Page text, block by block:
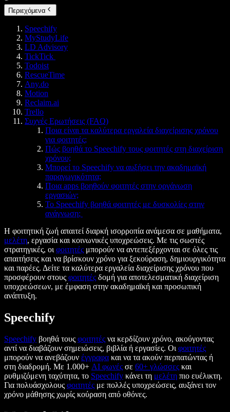
Περιεχόμενα
Speechify
MyStudyLife
LD Advisory
TickTick
Todoist
RescueTime
Any.do
Motion
Reclaim.ai
Trello
Συχνές Ερωτήσεις (FAQ)
Ποια είναι τα καλύτερα εργαλεία διαχείρισης χρόνου
για φοιτητές;
Πώς βοηθά το Speechify τους φοιτητές στη διαχείριση
χρόνου;
Μπορεί το Speechify να αυξήσει την ακαδημαϊκή
παραγωγικότητα;
Ποια apps βοηθούν φοιτητές στην οργάνωση
εργασιών;
Το Speechify βοηθά φοιτητές με δυσκολίες στην
ανάγνωση;
Η φοιτητική ζωή απαιτεί διαρκή ισορροπία ανάμεσα σε μαθήματα,
μελέτη, εργασία και κοινωνικές υποχρεώσεις. Με τις σωστές
στρατηγικές, οι φοιτητές μπορούν να αντεπεξέρχονται σε όλες τις
απαιτήσεις και να βρίσκουν χρόνο για ξεκούραση, δημιουργικότητα
και παρέες. Δείτε τα καλύτερα εργαλεία διαχείρισης χρόνου που
προσφέρουν στους φοιτητές δομή για αποτελεσματική διαχείριση
υποχρεώσεων, με έμφαση στην ακαδημαϊκή και προσωπική
ανάπτυξη.
Speechify
Speechify βοηθά τους φοιτητές να κερδίζουν χρόνο, ακούγοντας
αντί να διαβάζουν σημειώσεις, βιβλία ή εργασίες. Οιφοιτητές
μπορούν να ανεβάζουν έγγραφα και να τα ακούν περπατώντας ή
στη διαδρομή. Με 1.000+ AI φωνές σε 60+ γλώσσες και
ρυθμιζόμενη ταχύτητα, το Speechify κάνει τη μελέτη πιο ευέλικτη.
Για πολυάσχολους φοιτητές με πολλές υποχρεώσεις, αυξάνει τον
χρόνο μάθησης χωρίς κούραση από οθόνες.